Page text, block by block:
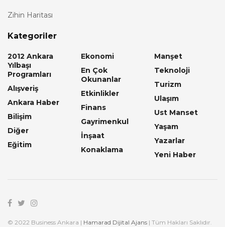
Zihin Haritası
Kategoriler
2012 Ankara
Yılbaşı
Programları
Alışveriş
Ankara Haber
Bilişim
Diğer
Eğitim
Ekonomi
En Çok
Okunanlar
Etkinlikler
Finans
Gayrimenkul
İnşaat
Konaklama
Manşet
Teknoloji
Turizm
Ulaşım
Ust Manset
Yaşam
Yazarlar
Yeni Haber
© 2022 Business Ankara | Hamarad Dijital Ajans | Tüm Hakları Saklıdır.